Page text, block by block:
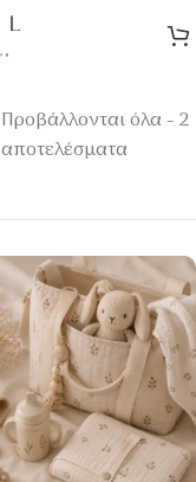
Προβάλλονται όλα - 2
αποτελέσματα